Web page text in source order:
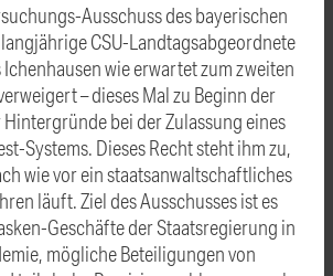
Ausschuss des bayerischen
CSU-Landtagsabgeordnete
wie erwartet zum zweiten
– dieses Mal zu Beginn der
bei der Zulassung eines
Systems. Dieses Recht steht ihm zu,
wie vor ein staatsanwaltschaftliches
läuft. Ziel des Ausschusses ist es
Geschäfte der Staatsregierung in
mögliche Beteiligungen von